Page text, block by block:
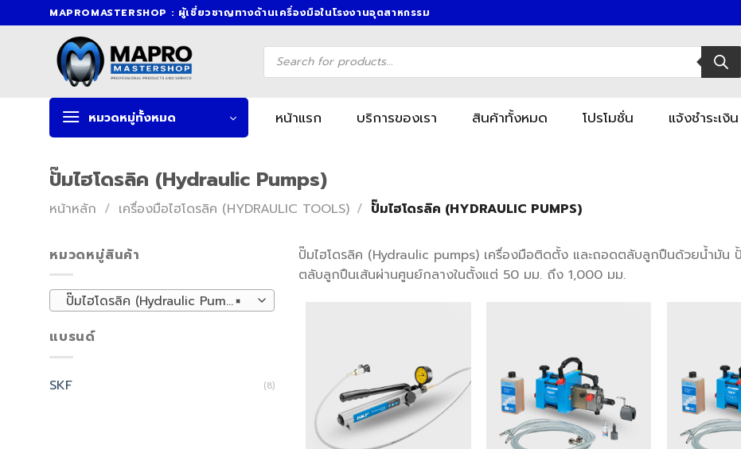
to
MAPROMASTERSHOP : ผู้เชี่ยวชาญทางด้านเครื่องมือในโรงงานอุตสาหกรรม
Products
search
หมวดหมู่ทั้งหมด หน้าแรก บริการของเรา สินค้าทั้งหมด โปรโมชั่น แจ้งชำระเงิน
ปั๊มไฮโดรลิค (Hydraulic Pumps)
หน้าหลัก / เครื่องมือไฮโดรลิค (HYDRAULIC TOOLS) / ปั๊มไฮโดรลิค (HYDRAULIC PUMPS)
หมวดหมู่สินค้า
×
ปั๊มไฮโดรลิค (Hydraulic Pumps) (8)
แบรนด์
SKF (8)
ปั๊มไฮโดรลิค (Hydraulic pumps) เครื่องมือติดตั้ง และถอดตลับลูกปืนด้วยน้ำมั
ตลับลูกปืนเส้นผ่านศูนย์กลางในตั้งแต่ 50 มม. ถึง 1,000 มม.